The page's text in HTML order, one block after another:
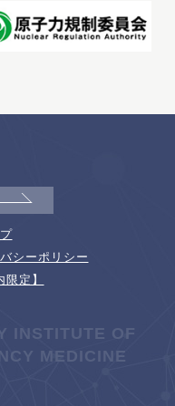
シーポリシー
定】
INSTITUTE OF
MEDICINE